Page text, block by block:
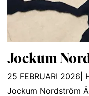
Jockum
25 FEBRUARI 2026
Jockum Nordström